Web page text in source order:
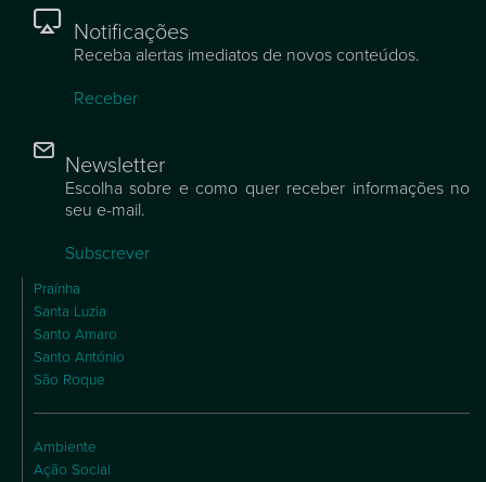
Notificações
Receba alertas imediatos de novos conteúdos.
Receber
Newsletter
Escolha sobre e como quer receber informações no
seu e-mail.
Subscrever
Praínha
Santa Luzia
Santo Amaro
Santo António
São Roque
Ambiente
Ação Social